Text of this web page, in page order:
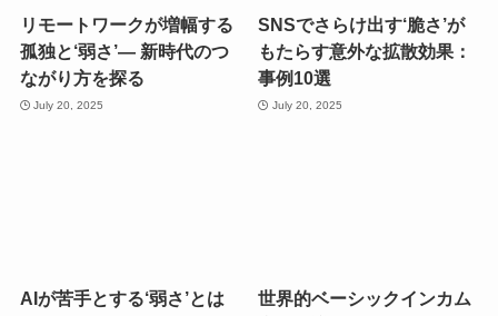
リモートワークが増幅する
孤独と‘弱さ’— 新時代のつ
ながり方を探る
July 20, 2025
SNSでさらけ出す‘脆さ’が
もたらす意外な拡散効果：
事例10選
July 20, 2025
AIが苦手とする‘弱さ’とは
世界的ベーシックインカム